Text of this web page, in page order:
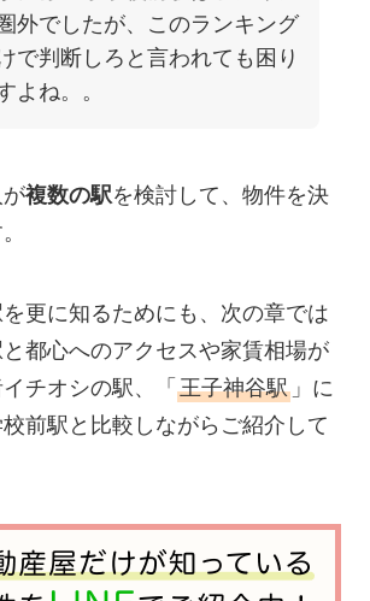
外でしたが、このランキング
で判断しろと言われても困り
よね。。
複数の駅を検討して、物件を決
更に知るためにも、次の章では
都心へのアクセスや家賃相場が
チオシの駅、「 王子神谷駅」に
前駅と比較しながらご紹介して